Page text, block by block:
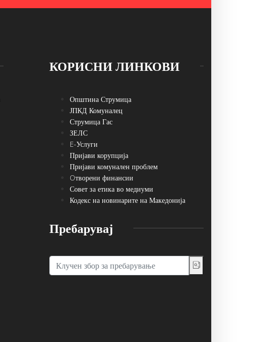
КОРИСНИ ЛИНКОВИ
Општина Струмица
ЈПКД Комуналец
Струмица Гас
ЗЕЛС
E-Услуги
Пријави корупција
Пријави комунален проблем
Oтворени финансии
Совет за етика во медиуми
Кодекс на новинарите на Македонија
Пребарувај